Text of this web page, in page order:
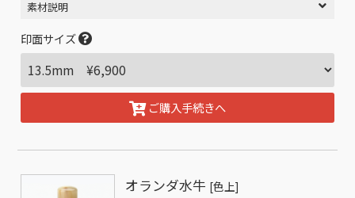
素材説明
印面サイズ
ご購入手続きへ
オランダ水牛 [色上]